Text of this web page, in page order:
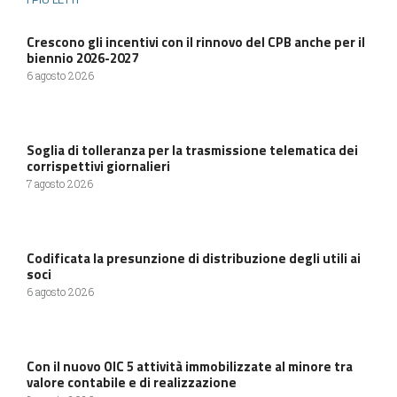
Crescono gli incentivi con il rinnovo del CPB anche per il
biennio 2026-2027
6 agosto 2026
Soglia di tolleranza per la trasmissione telematica dei
corrispettivi giornalieri
7 agosto 2026
Codificata la presunzione di distribuzione degli utili ai
soci
6 agosto 2026
Con il nuovo OIC 5 attività immobilizzate al minore tra
valore contabile e di realizzazione